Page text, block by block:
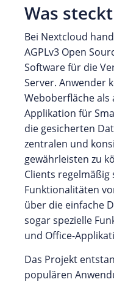
Was
Bei Nextcloud
AGPLv3 Open
Software für die
Server. Anwender
Weboberfläche als
Applikation für
die gesicherten
zentralen und
gewährleisten zu
Clients
Funktionalitäten
über die einfache
sogar spezielle
und Office-
Das Projekt
populären